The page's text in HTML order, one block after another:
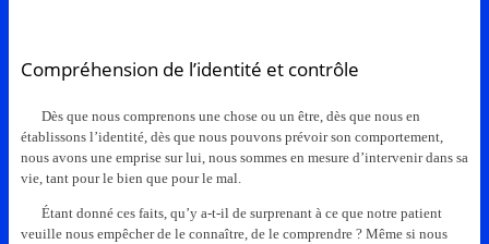
Compréhension de l’identité et contrôle
Dès que nous comprenons une chose ou un être, dès que nous en
établissons l’identité, dès que nous pouvons prévoir son comportement,
nous avons une emprise sur lui, nous sommes en mesure d’intervenir dans sa
vie, tant pour le bien que pour le mal.
Étant donné ces faits, qu’y a-t-il de surprenant à ce que notre patient
veuille nous empêcher de le connaître, de le comprendre ? Même si nous